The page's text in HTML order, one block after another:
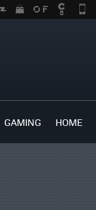
GAMING HOME